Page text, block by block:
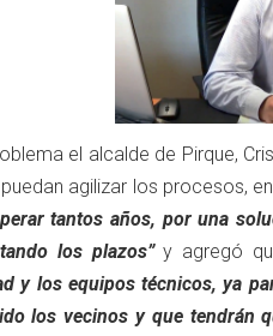
el alcalde de Pirque,
agilizar los procesos,
tantos años, por una
los plazos”y agregó
y los equipos técnicos, ya
los vecinos y que tendrán